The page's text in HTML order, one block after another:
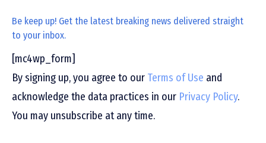
Be keep up! Get the latest breaking news delivered straight
to your inbox.
[mc4wp_form]
By signing up, you agree to our Terms of Use and
acknowledge the data practices in our Privacy Policy.
You may unsubscribe at any time.